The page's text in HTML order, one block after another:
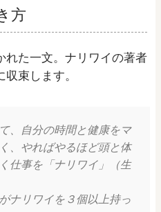
方
れた一文。ナリワイの著者
束します。
、自分の時間と健康をマ
、やればやるほど頭と体
仕事を「ナリワイ」（生
ナリワイを３個以上持っ